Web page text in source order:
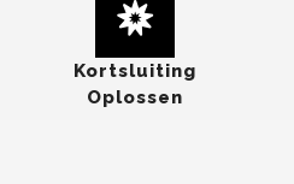
Kortsluiting
Oplossen